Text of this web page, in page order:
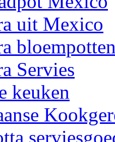
uit Mexico
Servies
keuken